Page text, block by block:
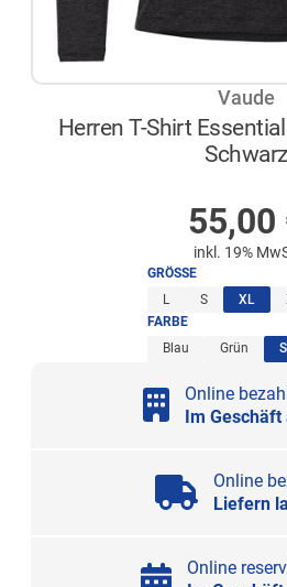
Vaude
Herren T-Shirt
Schwarz
55,00
inkl. 19%
GRÖSSE
L
S XL
FARBE
Blau
Grün
Online
Im Geschäft
Online
Liefern
Online